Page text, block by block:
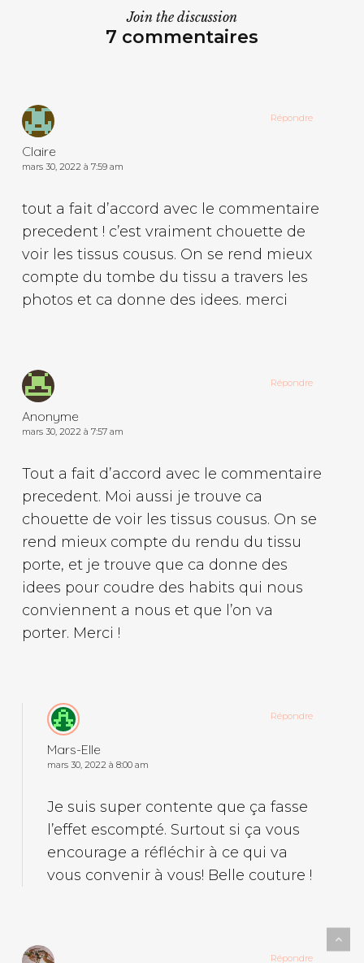
Join the discussion
7 commentaires
Claire
mars 30, 2022 à 7:59 am
tout a fait d’accord avec le commentaire
precedent ! c’est vraiment chouette de
voir les tissus cousus. On se rend mieux
compte du tombe du tissu a travers les
photos et ca donne des idees. merci
Répondre
Anonyme
mars 30, 2022 à 7:57 am
Tout a fait d’accord avec le commentaire
precedent. Moi aussi je trouve ca
chouette de voir les tissus cousus. On se
rend mieux compte du rendu du tissu
porte, et je trouve que ca donne des
idees pour coudre des habits qui nous
conviennent a nous et que l’on va
porter. Merci !
Répondre
Mars-Elle
mars 30, 2022 à 8:00 am
Je suis super contente que ça fasse
l’effet escompté. Surtout si ça vous
encourage a réfléchir à ce qui va
vous convenir à vous! Belle couture !
Répondre
Répondre